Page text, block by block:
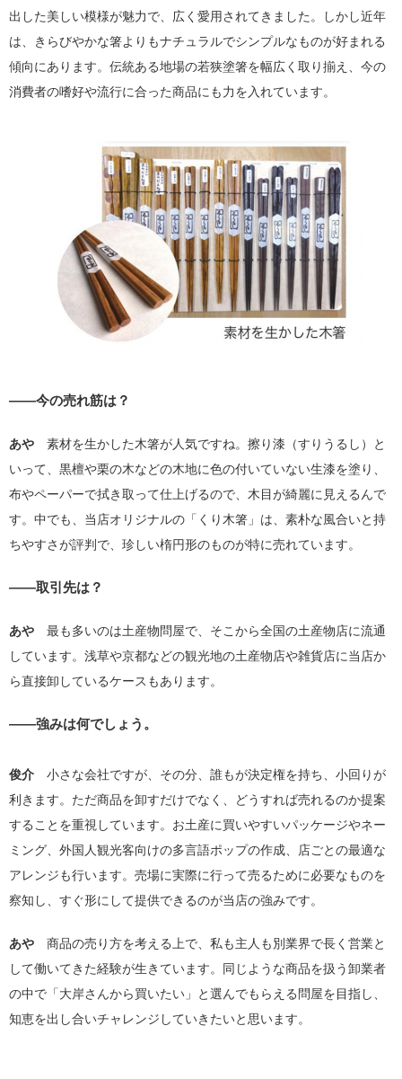
出した美しい模様が魅力で、広く愛用されてきました。しかし近年
は、きらびやかな箸よりもナチュラルでシンプルなものが好まれる
傾向にあります。伝統ある地場の若狭塗箸を幅広く取り揃え、今の
消費者の嗜好や流行に合った商品にも力を入れています。
――今の売れ筋は？
あや 素材を生かした木箸が人気ですね。擦り漆（すりうるし）と
いって、黒檀や栗の木などの木地に色の付いていない生漆を塗り、
布やペーパーで拭き取って仕上げるので、木目が綺麗に見えるんで
す。中でも、当店オリジナルの「くり木箸」は、素朴な風合いと持
ちやすさが評判で、珍しい楕円形のものが特に売れています。
――取引先は？
あや 最も多いのは土産物問屋で、そこから全国の土産物店に流通
しています。浅草や京都などの観光地の土産物店や雑貨店に当店か
ら直接卸しているケースもあります。
――強みは何でしょう。
俊介 小さな会社ですが、その分、誰もが決定権を持ち、小回りが
利きます。ただ商品を卸すだけでなく、どうすれば売れるのか提案
することを重視しています。お土産に買いやすいパッケージやネー
ミング、外国人観光客向けの多言語ポップの作成、店ごとの最適な
アレンジも行います。売場に実際に行って売るために必要なものを
察知し、すぐ形にして提供できるのが当店の強みです。
あや 商品の売り方を考える上で、私も主人も別業界で長く営業と
して働いてきた経験が生きています。同じような商品を扱う卸業者
の中で「大岸さんから買いたい」と選んでもらえる問屋を目指し、
知恵を出し合いチャレンジしていきたいと思います。